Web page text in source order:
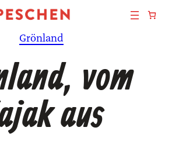
Grönland
vom
aus